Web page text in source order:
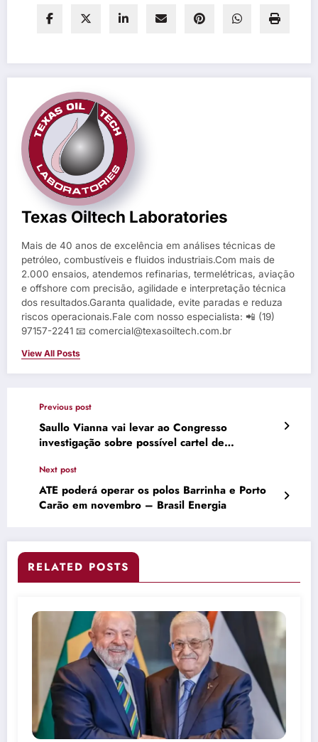
Texas Oiltech Laboratories
Mais de 40 anos de excelência em análises técnicas de
petróleo, combustíveis e fluidos industriais.Com mais de
2.000 ensaios, atendemos refinarias, termelétricas, aviação
e offshore com precisão, agilidade e interpretação técnica
dos resultados.Garanta qualidade, evite paradas e reduza
riscos operacionais.Fale com nosso especialista: 📲 (19)
97157-2241 📧 comercial@texasoiltech.com.br
View All Posts
Previous post
Saullo Vianna vai levar ao Congresso
investigação sobre possível cartel de
Next post
ATE poderá operar os polos Barrinha e Porto
Carão em novembro – Brasil Energia
RELATED POSTS